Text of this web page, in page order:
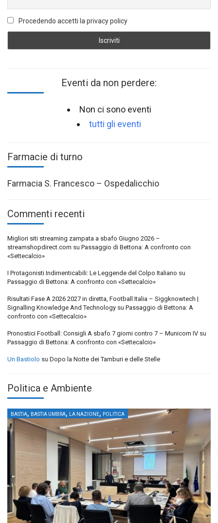
Procedendo accetti la privacy policy
Eventi da non perdere:
Non ci sono eventi
tutti gli eventi
Farmacie di turno
Farmacia S. Francesco – Ospedalicchio
Commenti recenti
Migliori siti streaming zampata a sbafo Giugno 2026 –
streamshopdirect.com su Passaggio di Bettona: A confronto con
«Settecalcio»
I Protagonisti Indimenticabili: Le Leggende del Colpo Italiano su
Passaggio di Bettona: A confronto con «Settecalcio»
Risultati Fase A 2026 2027 in diretta, Football Italia – Siggknowtech |
Signalling Knowledge And Technology su Passaggio di Bettona: A
confronto con «Settecalcio»
Pronostici Football: Consigli A sbafo 7 giorni contro 7 – Municorn IV su
Passaggio di Bettona: A confronto con «Settecalcio»
Un Bastiolo su Dopo la Notte dei Tamburi e delle Stelle
Politica e Ambiente
BASTIA, BASTIA UMBRA, LA NAZIONE, POLITICA